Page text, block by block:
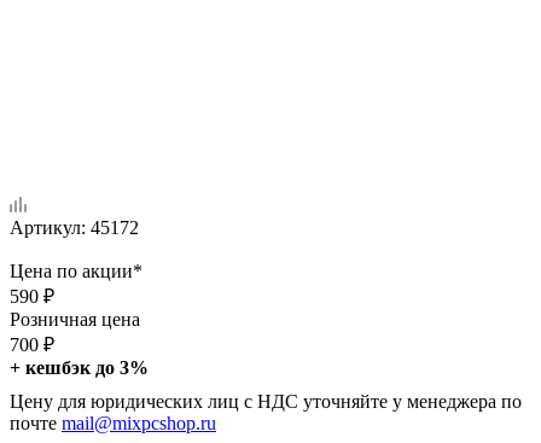
Артикул: 45172
Цена по акции*
590 ₽
Розничная цена
700 ₽
+ кешбэк до 3%
Цену для юридических лиц с НДС уточняйте у менеджера по
почте mail@mixpcshop.ru